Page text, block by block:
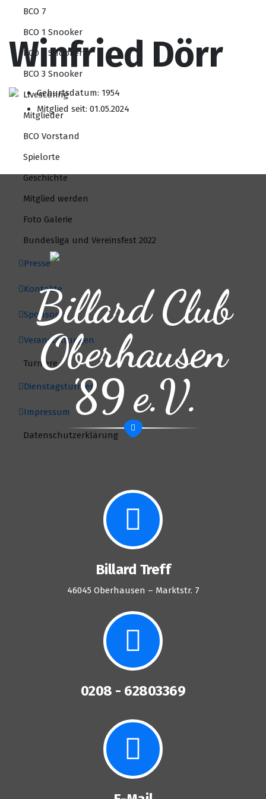
BCO 7
BCO 1 Snooker
BCO 2 Snooker
BCO 3 Snooker
Livescoring
Mitglieder
BCO Vorstand
Spielorte
Geschichte
Mitglied werden
Foto Galerie
Bundesliga und Vereinsfest 2022
Presse
Kontakte
Sponsoren
Veranstaltungen
Turniere
Dienstagsturnier
Impressum
Datenschutzerklärung
Winfried Dörr
Geburtsdatum: 1954
Mitglied seit: 01.05.2024
Billard Club
Oberhausen
'89 e.V.
Billard Treff
46045 Oberhausen – Marktstr. 7
0208 - 62803369